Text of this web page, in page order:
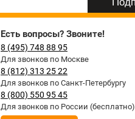
Есть вопросы? Звоните!
8 (495) 748 88 95
Для звонков по Москве
8 (812) 313 25 22
Для звонков по Санкт-Петербургу
8 (800) 550 95 45
Для звонков по России (бесплатно)